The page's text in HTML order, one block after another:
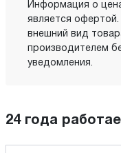
Информация о
является офертой.
внешний вид
производителем
уведомления.
24 года